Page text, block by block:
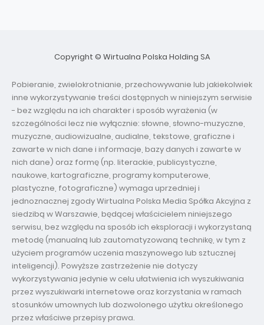
Copyright © Wirtualna Polska Holding SA
Pobieranie, zwielokrotnianie, przechowywanie lub jakiekolwiek
inne wykorzystywanie treści dostępnych w niniejszym serwisie
- bez względu na ich charakter i sposób wyrażenia (w
szczególności lecz nie wyłącznie: słowne, słowno-muzyczne,
muzyczne, audiowizualne, audialne, tekstowe, graficzne i
zawarte w nich dane i informacje, bazy danych i zawarte w
nich dane) oraz formę (np. literackie, publicystyczne,
naukowe, kartograficzne, programy komputerowe,
plastyczne, fotograficzne) wymaga uprzedniej i
jednoznacznej zgody Wirtualna Polska Media Spółka Akcyjna z
siedzibą w Warszawie, będącej właścicielem niniejszego
serwisu, bez względu na sposób ich eksploracji i wykorzystaną
metodę (manualną lub zautomatyzowaną technikę, w tym z
użyciem programów uczenia maszynowego lub sztucznej
inteligencji). Powyższe zastrzeżenie nie dotyczy
wykorzystywania jedynie w celu ułatwienia ich wyszukiwania
przez wyszukiwarki internetowe oraz korzystania w ramach
stosunków umownych lub dozwolonego użytku określonego
przez właściwe przepisy prawa.